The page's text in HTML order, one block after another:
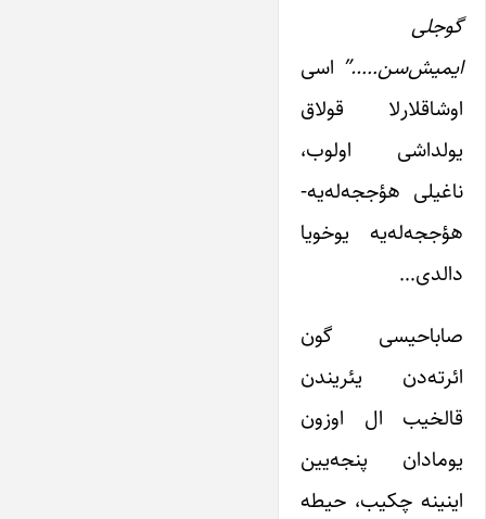
گوجلی
ایمیش‌سن…..” اسی
اوشاقلارلا قولاق
یولداشی اولوب،
ناغیلی هؤججه‌له‌یه-
هؤججه‌له‌یه یوخویا
دالدی…
صاباحیسی گون
ائرته‌دن یئریندن
قالخیب ال اوزون
یومادان پنجه‌یین
اینینه چکیب، حیطه